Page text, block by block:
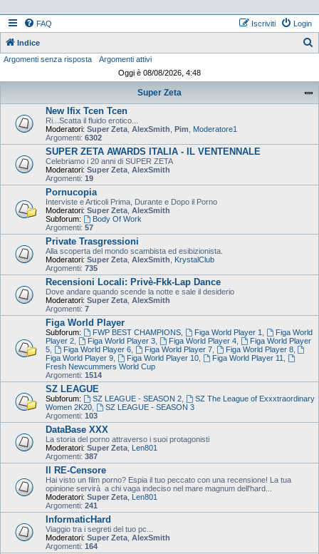
FAQ Login
Iscriviti
Indice
Argomenti senza risposta
Argomenti attivi
Oggi è 08/08/2026, 4:48
Super Zeta
New Ifix Tcen Tcen
Ri...Scatta il fluido erotico...
Moderatori: Super Zeta AlexSmith Pim
Moderatore1
Argomenti: 6302
SUPER ZETA AWARDS ITALIA - IL VENTENNALE
Celebriamo i 20 anni di SUPER ZETA
Moderatori: Super Zeta AlexSmith
Argomenti: 19
Pornucopia
Interviste e Articoli Prima, Durante e Dopo il Porno
Moderatori: Super Zeta AlexSmith
Subforum:
Body Of Work
Argomenti: 57
Private Trasgressioni
Alla scoperta del mondo scambista ed esibizionista.
Moderatori: Super Zeta AlexSmith
KrystalClub
Argomenti: 735
Recensioni Locali: Privè-Fkk-Lap Dance
Dove andare quando scende la notte e sale il desiderio
Moderatori: Super Zeta AlexSmith
Argomenti: 7
Figa World Player
Subforum: FWP BEST CHAMPIONS, Figa World Player 1
Figa World
Player 2
Figa World Player 3, Figa World Player 4,
Figa World Player
5
Figa World Player 6, Figa World Player 7, Figa World Player 8,
Figa World Player 9
Figa World Player 10, Figa World Player 11
Fresh Newcummers World Cup
Argomenti: 1514
SZ LEAGUE
Subforum: SZ LEAGUE - SEASON 2,
SZ The League of Exxxtraordinary
Women 2K20
SZ LEAGUE - SEASON 3
Argomenti: 103
DataBase XXX
La storia del porno attraverso i suoi protagonisti
Moderatori: Super Zeta Len801
Argomenti: 387
Il RE-Censore
Hai visto un film porno? Espia il tuo peccato con una recensione! La tua
opinione servirà a chi vaga indeciso nel mare magnum dell'hard...
Moderatori: Super Zeta Len801
Argomenti: 241
InformaticHard
Viaggio tra i segreti del tuo pc...
Moderatori: Super Zeta AlexSmith
Argomenti: 164